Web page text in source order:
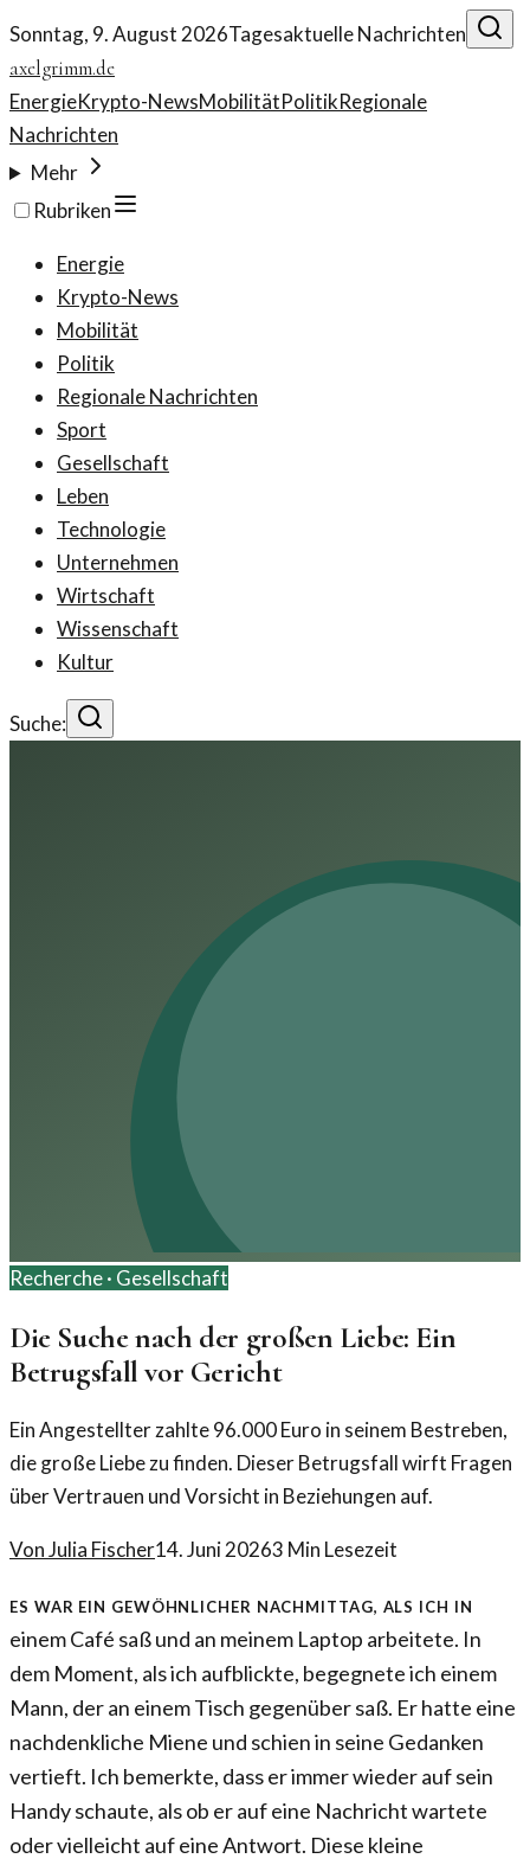
Sonntag, 9. August 2026Tagesaktuelle Nachrichten
axelgrimm.de
EnergieKrypto-NewsMobilitätPolitikRegionale
Nachrichten
Mehr
Rubriken
Energie
Krypto-News
Mobilität
Politik
Regionale Nachrichten
Sport
Gesellschaft
Leben
Technologie
Unternehmen
Wirtschaft
Wissenschaft
Kultur
Suche:
Recherche · Gesellschaft
Die Suche nach der großen Liebe: Ein
Betrugsfall vor Gericht
Ein Angestellter zahlte 96.000 Euro in seinem Bestreben,
die große Liebe zu finden. Dieser Betrugsfall wirft Fragen
über Vertrauen und Vorsicht in Beziehungen auf.
VonJulia Fischer14. Juni 20263 Min Lesezeit
Es war ein gewöhnlicher Nachmittag, als ich in
einem Café saß und an meinem Laptop arbeitete. In
dem Moment, als ich aufblickte, begegnete ich einem
Mann, der an einem Tisch gegenüber saß. Er hatte eine
nachdenkliche Miene und schien in seine Gedanken
vertieft. Ich bemerkte, dass er immer wieder auf sein
Handy schaute, als ob er auf eine Nachricht wartete
oder vielleicht auf eine Antwort. Diese kleine